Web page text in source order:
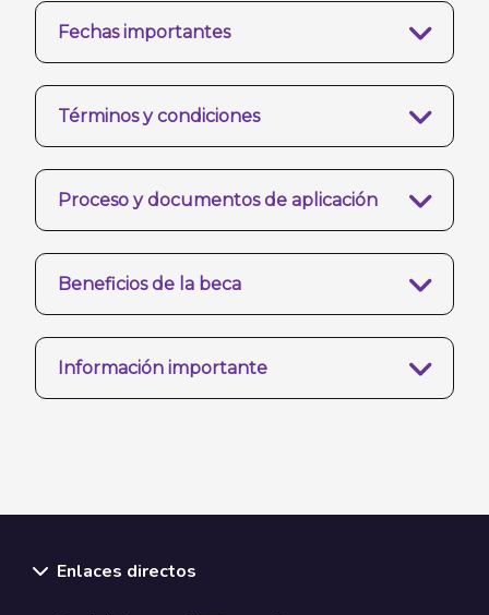
Fechas importantes
Términos y condiciones
Proceso y documentos de aplicación
Beneficios de la beca
Información importante
Enlaces directos